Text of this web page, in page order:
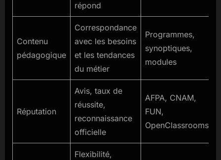
répond
Contenu
pédagogique
Correspondance
avec les besoins
et les tendances
du métier
Programmes,
synoptiques,
modules
Réputation
Avis, taux de
réussite,
reconnaissance
officielle
AFPA, CNAM,
FUN,
OpenClassrooms
Flexibilité,